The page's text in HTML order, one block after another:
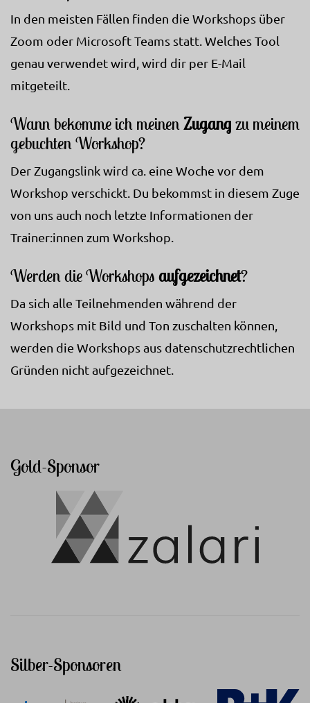
In den meisten Fällen finden die Workshops über
Zoom oder Microsoft Teams statt. Welches Tool
genau verwendet wird, wird dir per E-Mail
mitgeteilt.
Wann bekomme ich meinenZugang zu meinem
gebuchten Workshop?
Der Zugangslink wird ca. eine Woche vor dem
Workshop verschickt. Du bekommst in diesem Zuge
von uns auch noch letzte Informationen der
Trainer:innen zum Workshop.
Werden die Workshops aufgezeichnet?
Da sich alle Teilnehmenden während der
Workshops mit Bild und Ton zuschalten können,
werden die Workshops aus datenschutzrechtlichen
Gründen nicht aufgezeichnet.
Gold-Sponsor
Silber-Sponsoren